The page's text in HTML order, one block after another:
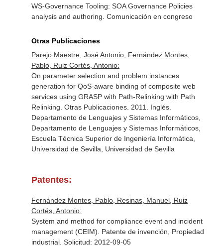
WS-Governance Tooling: SOA Governance Policies
analysis and authoring. Comunicación en congreso
Otras Publicaciones
Parejo Maestre, José Antonio, Fernández Montes,
Pablo, Ruiz Cortés, Antonio:
On parameter selection and problem instances
generation for QoS-aware binding of composite web
services using GRASP with Path-Relinking with Path
Relinking. Otras Publicaciones. 2011. Inglés.
Departamento de Lenguajes y Sistemas Informáticos,
Departamento de Lenguajes y Sistemas Informáticos,
Escuela Técnica Superior de Ingeniería Informática,
Universidad de Sevilla, Universidad de Sevilla
Patentes:
Fernández Montes, Pablo, Resinas, Manuel, Ruiz
Cortés, Antonio:
System and method for compliance event and incident
management (CEIM). Patente de invención, Propiedad
industrial. Solicitud: 2012-09-05